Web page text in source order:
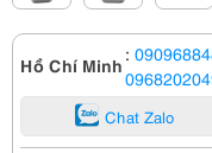
Hồ Chí Minh :
Chat Zalo